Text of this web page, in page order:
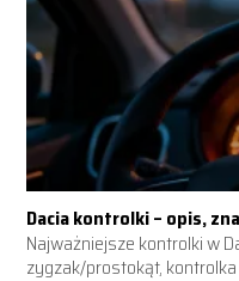
Dacia kontrolki – opis,
Najważniejsze kontrolki w
zygzak/prostokąt,